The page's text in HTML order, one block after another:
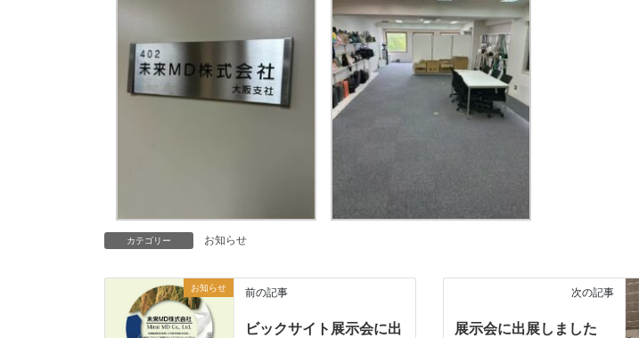
カテゴリー お知らせ
お知らせ 前の記事
ビックサイト展示会に出
次の記事
展示会に出展しました